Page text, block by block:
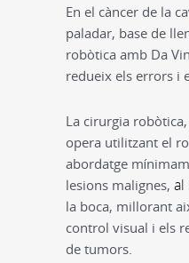
En el càncer de la
paladar, base de
robòtica amb Da
redueix els errors i
La cirurgia
opera utilitzant el
abordatge
lesions malignes, al
la boca, millorant
control visual i els
de tumors.